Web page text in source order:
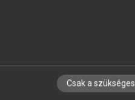
IRATKOZZ FEL
Csak a